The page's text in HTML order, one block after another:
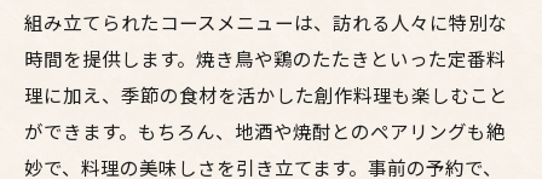
組み立てられたコースメニューは、訪れる人々に特別な
時間を提供します。焼き鳥や鶏のたたきといった定番料
理に加え、季節の食材を活かした創作料理も楽しむこと
ができます。もちろん、地酒や焼酎とのペアリングも絶
妙で、料理の美味しさを引き立てます。事前の予約で、